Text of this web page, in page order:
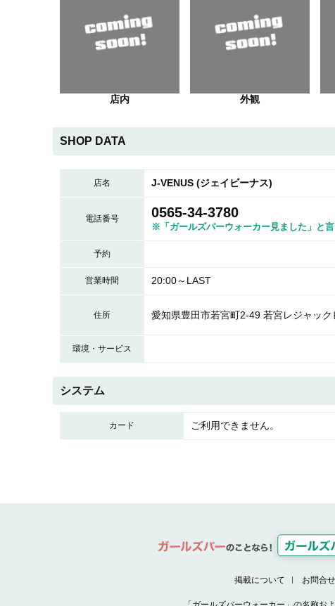
店内 外観
SHOP DATA
店名 J-VENUS (ジェイビーナス)
電話番号 0565-34-3780
※「ガールズバーウォーカー見ました」と言
予約
営業時間 20:00～LAST
住所 愛知県豊田市若宮町2-49 若宮レジャック
環境・サービス
システム
カード ご利用できません。
掲載について お問合せ